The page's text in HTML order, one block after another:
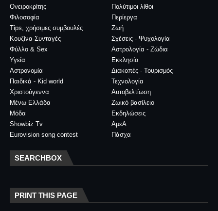
Ονειροκρίτης
Πολύτιμοι λίθοι
Φιλοσοφία
Περίεργα
Tips, χρήσιμες συμβουλές
Ζωή
Κουζίνα-Συνταγές
Σχέσεις - Ψυχολογία
Φύλλο & Sex
Αστρολογία - Ζώδια
Υγεία
Εκκλησία
Αστρονομία
Διακοπές - Τουρισμός
Παιδικά - Kid world
Τεχνολογία
Χριστούγεννα
Αυτοβελτίωση
Μένω Ελλάδα
Ζωικό βασίλειο
Μόδα
Εκδηλώσεις
Showbiz Tv
ΑμεΑ
Eurovision song contest
Πάσχα
SEARCHBOX
PRINT THIS PAGE